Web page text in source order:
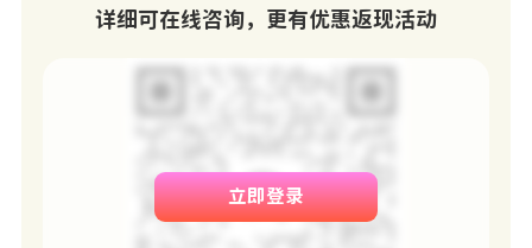
详细可在线咨询，更有优惠返现活动
立即登录